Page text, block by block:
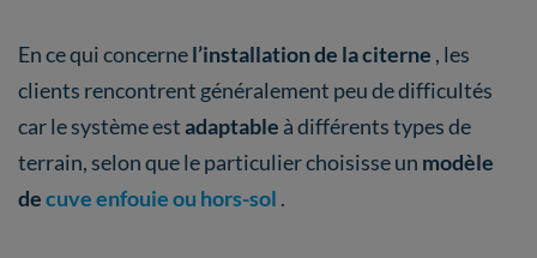
En ce qui concernel’installation de la citerne , les
clients rencontrent généralement peu de difficultés
car le système estadaptable à différents types de
terrain, selon que le particulier choisisse un modèle
decuve enfouie ou hors-sol .